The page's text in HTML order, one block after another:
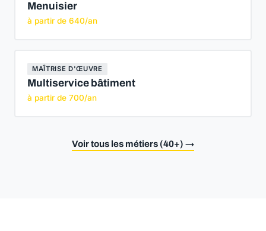
Menuisier
à partir de 640/an
MAÎTRISE D'ŒUVRE
Multiservice bâtiment
à partir de 700/an
Voir tous les métiers (40+) →